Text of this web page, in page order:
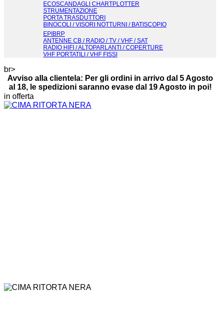
ECOSCANDAGLI CHARTPLOTTER
STRUMENTAZIONE
PORTA TRASDUTTORI
BINOCOLI / VISORI NOTTURNI / BATISCOPIO
EPIBRP
ANTENNE CB / RADIO / TV / VHF / SAT
RADIO HIFI / ALTOPARLANTI / COPERTURE
VHF PORTATILI / VHF FISSI
br>
Avviso alla clientela: Per gli ordini in arrivo dal 5 Agosto
al 18, le spedizioni saranno evase dal 19 Agosto in poi!
in offerta